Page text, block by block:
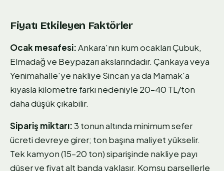
Fiyatı Etkileyen Faktörler
Ocak mesafesi:Ankara'nın kum ocakları Çubuk,
Elmadağ ve Beypazarı akslarındadır. Çankaya veya
Yenimahalle'ye nakliye Sincan ya da Mamak'a
kıyasla kilometre farkı nedeniyle 20–40 TL/ton
daha düşük çıkabilir.
Sipariş miktarı:3 tonun altında minimum sefer
ücreti devreye girer; ton başına maliyet yükselir.
Tek kamyon (15–20 ton) siparişinde nakliye payı
düşer ve fiyat alt banda yaklaşır. Komşu parsellerle